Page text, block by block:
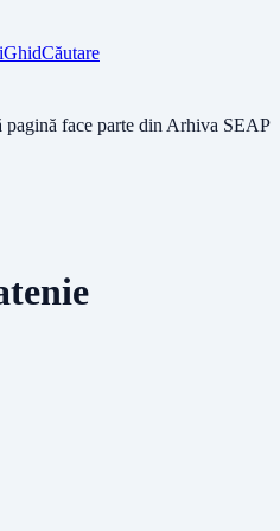
GhidCăutare
face parte din Arhiva SEAP